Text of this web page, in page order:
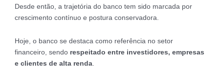
Desde então, a trajetória do banco tem sido marcada por
crescimento contínuo e postura conservadora.
Hoje, o banco se destaca como referência no setor
financeiro, sendo respeitado entre investidores, empresas
e clientes de alta renda